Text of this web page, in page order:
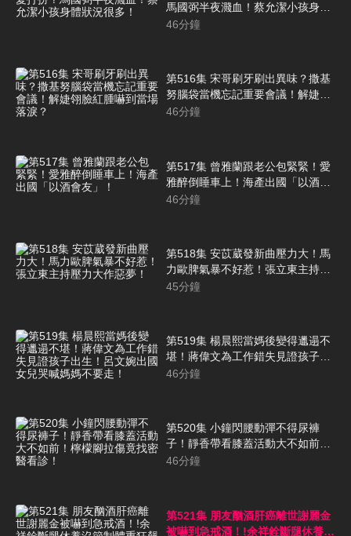
馬國弼半夜濺血！蔡允潔小孩身體
狀況很多！
46分鐘
第516集 宋哥刷牙刷出異味？撒基
努腦袋當機忘記重要會議！解婕翎
臉紅腫嚇到當場落淚？
46分鐘
第517集 曾雅蘭跟老公包緊緊！愛
雅醉倒睡車上！海產出國「以酒會
友」！
46分鐘
第518集 安苡葳發新曲壓力大！馬
力歐脾氣暴不好惹！張立東主持壓
力大作惡夢！
45分鐘
第519集 楊晨熙當媽後變得邋遢不
堪！蔣偉文為工作錯失見證孩子出
生！呂文婉出國女兒哭喊媽媽不要
46分鐘
第520集 小鐘閃腰動彈不得尿褲
子！靜香帶看膝蓋活動大不如前！
檸檬腳拉傷竟找密醫看診！
46分鐘
第521集 朋友酗酒肝癌離世謝麗金
被嚇到急戒酒！!余祥銓斷腿休養沒